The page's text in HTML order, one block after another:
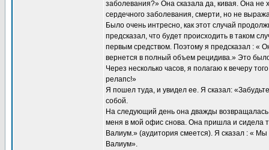
заболевания?» Она сказала да, кивая. Она не
сердечного заболевания, смерти, но не
Было очень интресно, как этот случай
предсказал, что будет происходить в таком
первым средством. Поэтому я предсказал : «
вернется в полный объем рецидива.» Это
Через несколько часов, я полагаю к вечеру
релапс!»
Я пошел туда, и увидел ее. Я сказал:
собой.
На следующий день она дважды
меня в мой офис снова. Она пришла и сидела
Валиум.» (аудитория смеется). Я сказал : «
Валиум».